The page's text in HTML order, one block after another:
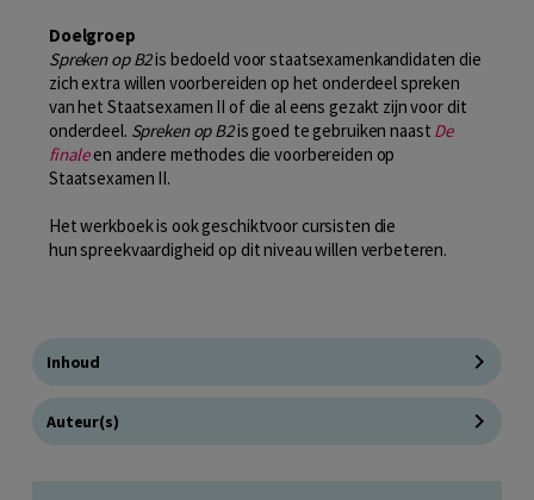
Doelgroep
Spreken op B2is bedoeld voor staatsexamenkandidaten die
zich extra willen voorbereiden op het onderdeel spreken
van het Staatsexamen II of die al eens gezakt zijn voor dit
onderdeel. Spreken op B2is goed te gebruiken naast De
finaleen andere methodes die voorbereiden op
Staatsexamen II.
Het werkboek is ook geschiktvoor cursisten die
hun spreekvaardigheid op dit niveau willen verbeteren.
Inhoud
Auteur(s)